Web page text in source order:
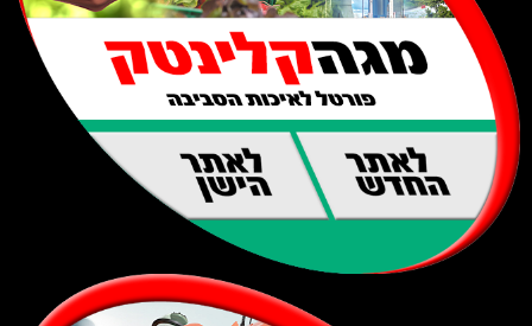
לאתר
החדש
לאתר
הישן